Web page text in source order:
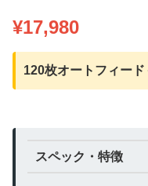
¥17,980
120枚オートフィー
スペック・特徴